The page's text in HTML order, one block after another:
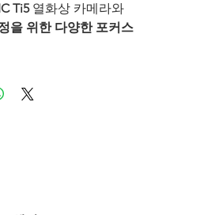
Ti5열화상 카메라와
을 위한 다양한 포커스
서 우수한 선명도와 세
니다. 견고한 설계로 까